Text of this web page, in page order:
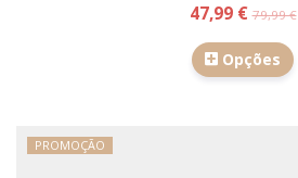
47,99 €79,99 €
Opções
PROMOÇÃO